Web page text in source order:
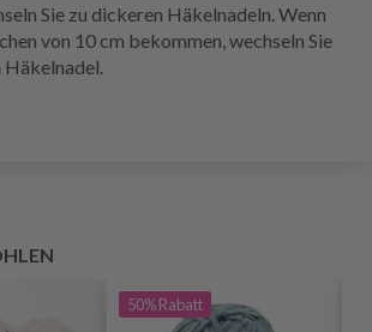
Sie zu dickeren Häkelnadeln. Wenn
von 10 cm bekommen, wechseln Sie
Häkelnadel.
50%Rabatt